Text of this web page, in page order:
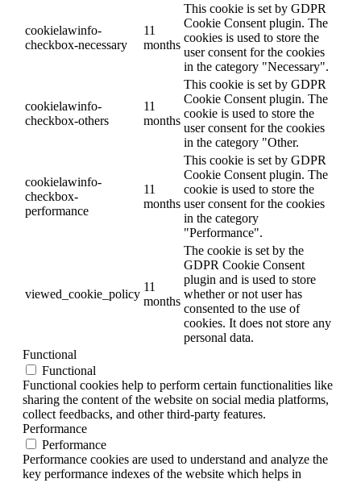
cookielawinfo-
checkbox-necessary
11
months
This cookie is set by GDPR
Cookie Consent plugin. The
cookies is used to store the
user consent for the cookies
in the category "Necessary".
cookielawinfo-
checkbox-others
11
months
This cookie is set by GDPR
Cookie Consent plugin. The
cookie is used to store the
user consent for the cookies
in the category "Other.
cookielawinfo-
checkbox-
performance
11
months
This cookie is set by GDPR
Cookie Consent plugin. The
cookie is used to store the
user consent for the cookies
in the category
"Performance".
viewed_cookie_policy
11
months
The cookie is set by the
GDPR Cookie Consent
plugin and is used to store
whether or not user has
consented to the use of
cookies. It does not store any
personal data.
Functional
Functional
Functional cookies help to perform certain functionalities like
sharing the content of the website on social media platforms,
collect feedbacks, and other third-party features.
Performance
Performance
Performance cookies are used to understand and analyze the
key performance indexes of the website which helps in